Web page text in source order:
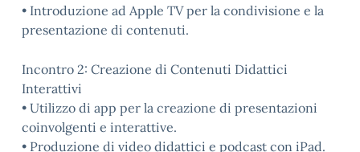
• Introduzione ad Apple TV per la condivisione e la
presentazione di contenuti.
Incontro 2: Creazione di Contenuti Didattici
Interattivi
• Utilizzo di app per la creazione di presentazioni
coinvolgenti e interattive.
• Produzione di video didattici e podcast con iPad.